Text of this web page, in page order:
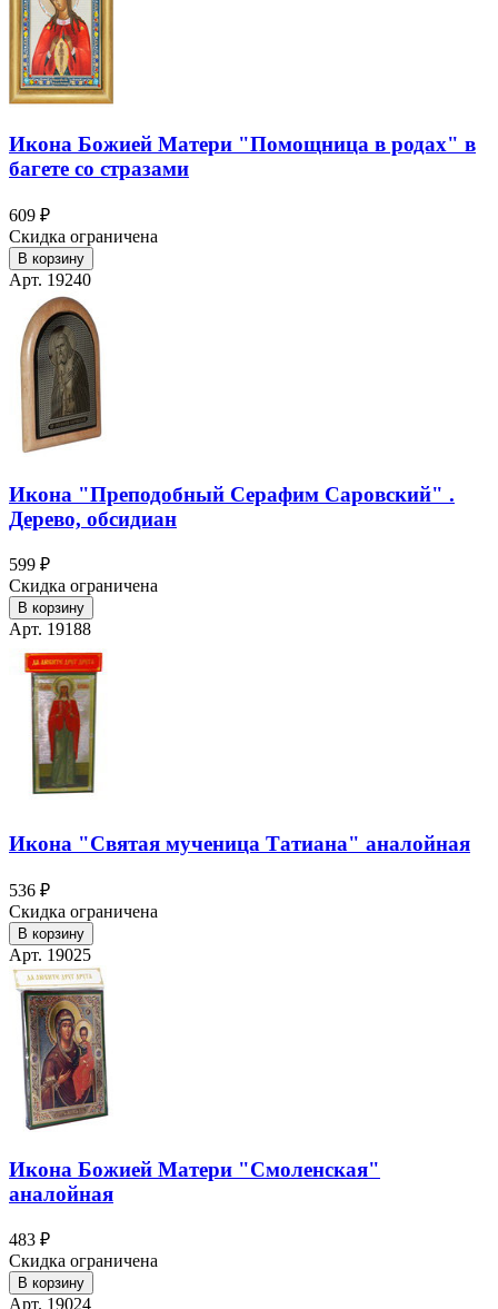
Икона Божией Матери "Помощница в родах" в
багете со стразами
609 ₽
Скидка ограничена
В корзину
Арт. 19240
Икона "Преподобный Серафим Саровский" .
Дерево, обсидиан
599 ₽
Скидка ограничена
В корзину
Арт. 19188
Икона "Святая мученица Татиана" аналойная
536 ₽
Скидка ограничена
В корзину
Арт. 19025
Икона Божией Матери "Смоленская"
аналойная
483 ₽
Скидка ограничена
В корзину
Арт. 19024